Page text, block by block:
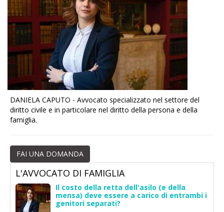
DANIELA CAPUTO - Avvocato specializzato nel settore del
diritto civile e in particolare nel diritto della persona e della
famiglia.
FAI UNA DOMANDA
L'AVVOCATO DI FAMIGLIA
Il costo della retta dell'asilo (e della
mensa) deve essere a carico di entrambi i
genitori separati?